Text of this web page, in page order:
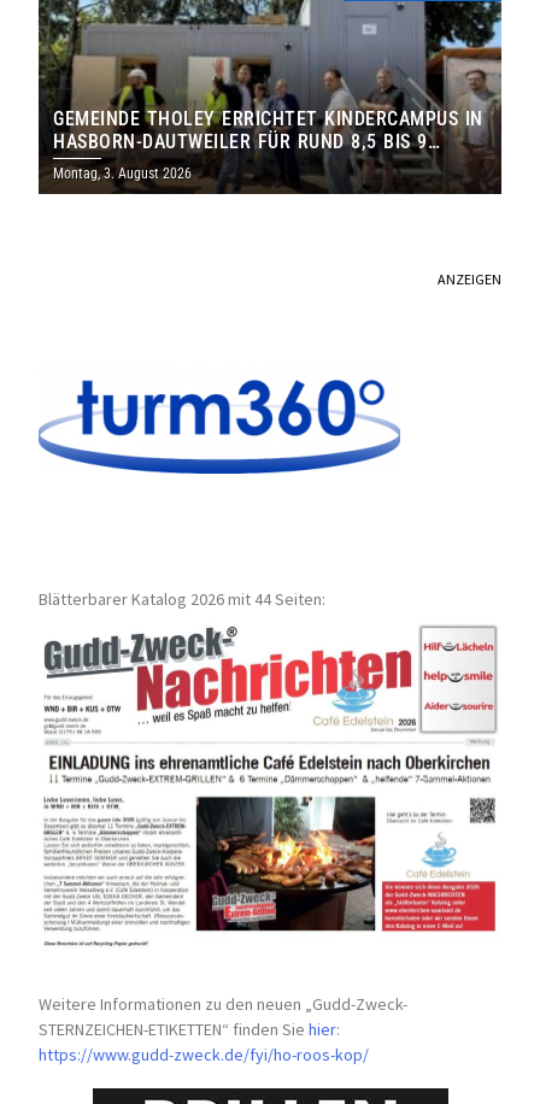
GEMEINDE THOLEY ERRICHTET KINDERCAMPUS IN
HASBORN-DAUTWEILER FÜR RUND 8,5 BIS 9
MILLIONEN EURO
Montag, 3. August 2026
ANZEIGEN
Blätterbarer Katalog 2026 mit 44 Seiten:
Weitere Informationen zu den neuen „Gudd-Zweck-
STERNZEICHEN-ETIKETTEN“ finden Siehier:
https://www.gudd-zweck.de/fyi/ho-roos-kop/